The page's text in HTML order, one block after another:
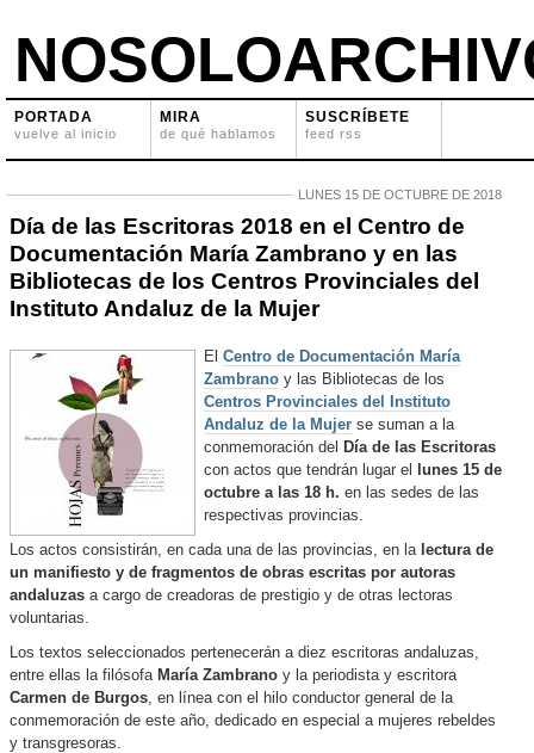
PORTADA
vuelve al inicio
MIRA
de qué hablamos
SUSCRÍBETE
feed rss
LUNES 15 DE OCTUBRE DE 2018
Día de las Escritoras 2018 en el Centro de
Documentación María Zambrano y en las
Bibliotecas de los Centros Provinciales del
Instituto Andaluz de la Mujer
El Centro de Documentación María
Zambrano y las Bibliotecas de los
Centros Provinciales del Instituto
Andaluz de la Mujer se suman a la
conmemoración del
Día de las Escritoras
con actos que tendrán lugar el
lunes 15 de
octubre a las 18 h. en las sedes de las
respectivas provincias.
Los actos consistirán, en cada una de las provincias, en la lectura de
un manifiesto y de fragmentos de obras escritas por autoras
andaluzas a cargo de creadoras de prestigio y de otras lectoras
voluntarias.
Los textos seleccionados pertenecerán a diez escritoras andaluzas,
entre ellas la filósofa María Zambrano y la periodista y escritora
Carmen de Burgos, en línea con el hilo conductor general de la
conmemoración de este año, dedicado en especial a mujeres rebeldes
y transgresoras.